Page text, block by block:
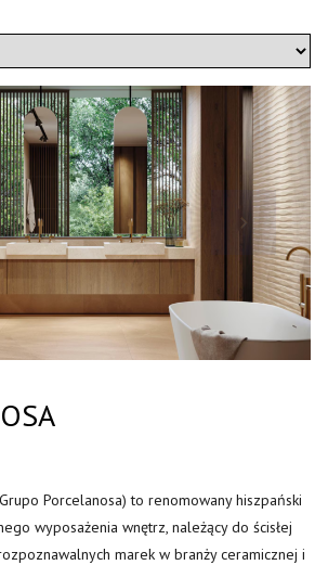
Porcelanosa) to renomowany hiszpański
wyposażenia wnętrz, należący do ścisłej
marek w branży ceramicznej i